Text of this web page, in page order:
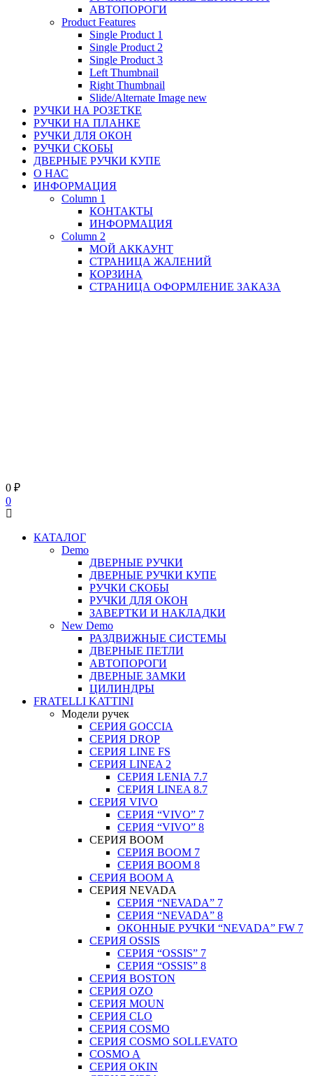
АВТОПОРОГИ
Product Features
Single Product 1
Single Product 2
Single Product 3
Left Thumbnail
Right Thumbnail
Slide/Alternate Image new
РУЧКИ НА РОЗЕТКЕ
РУЧКИ НА ПЛАНКЕ
РУЧКИ ДЛЯ ОКОН
РУЧКИ СКОБЫ
ДВЕРНЫЕ РУЧКИ КУПЕ
О НАС
ИНФОРМАЦИЯ
Column 1
КОНТАКТЫ
ИНФОРМАЦИЯ
Column 2
МОЙ АККАУНТ
СТРАНИЦА ЖАЛЕНИЙ
КОРЗИНА
СТРАНИЦА ОФОРМЛЕНИЕ ЗАКАЗА
0 ₽
0
КАТАЛОГ
Demo
ДВЕРНЫЕ РУЧКИ
ДВЕРНЫЕ РУЧКИ КУПЕ
РУЧКИ СКОБЫ
РУЧКИ ДЛЯ ОКОН
ЗАВЕРТКИ И НАКЛАДКИ
New Demo
РАЗДВИЖНЫЕ СИСТЕМЫ
ДВЕРНЫЕ ПЕТЛИ
АВТОПОРОГИ
ДВЕРНЫЕ ЗАМКИ
ЦИЛИНДРЫ
FRATELLI KATTINI
Модели ручек
СЕРИЯ GOCCIA
СЕРИЯ DROP
СЕРИЯ LINE FS
СЕРИЯ LINEA 2
СЕРИЯ LENIA 7.7
СЕРИЯ LINEA 8.7
СЕРИЯ VIVO
СЕРИЯ “VIVO” 7
СЕРИЯ “VIVO” 8
СЕРИЯ ВOOM
СЕРИЯ ВOOM 7
СЕРИЯ ВOOM 8
СЕРИЯ ВOOM A
СЕРИЯ NEVADA
СЕРИЯ “NEVADA” 7
СЕРИЯ “NEVADA” 8
ОКОННЫЕ РУЧКИ “NEVADA” FW 7
СЕРИЯ OSSIS
СЕРИЯ “OSSIS” 7
СЕРИЯ “OSSIS” 8
СЕРИЯ ВOSTON
CЕРИЯ OZO
СЕРИЯ MOUN
СЕРИЯ CLO
СЕРИЯ COSMO
СЕРИЯ COSMO SOLLEVATO
COSMO A
СЕРИЯ OKIN